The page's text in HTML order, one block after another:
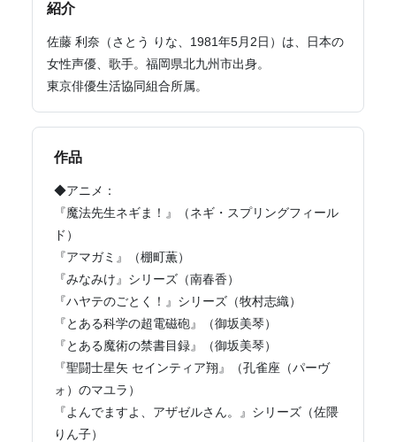
紹介
佐藤 利奈（さとう りな、1981年5月2日）は、日本の
女性声優、歌手。福岡県北九州市出身。
東京俳優生活協同組合所属。
作品
◆アニメ：
『魔法先生ネギま！』（ネギ・スプリングフィール
ド）
『アマガミ』（棚町薫）
『みなみけ』シリーズ（南春香）
『ハヤテのごとく！』シリーズ（牧村志織）
『とある科学の超電磁砲』（御坂美琴）
『とある魔術の禁書目録』（御坂美琴）
『聖闘士星矢 セインティア翔』（孔雀座（パーヴ
ォ）のマユラ）
『よんでますよ、アザゼルさん。』シリーズ（佐隈
りん子）